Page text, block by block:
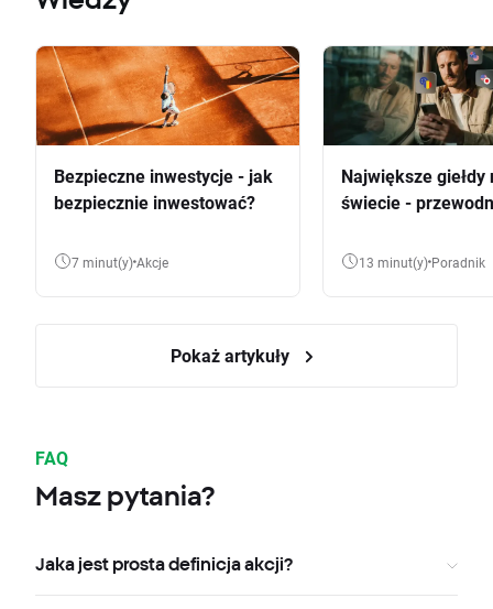
Bezpieczne inwestycje - jak
bezpiecznie inwestować?
7 minut(y) Akcje
Największe giełdy
świecie -
13 minut(y) Poradnik
Pokaż artykuły
FAQ
Masz pytania?
Jaka jest prosta definicja akcji?